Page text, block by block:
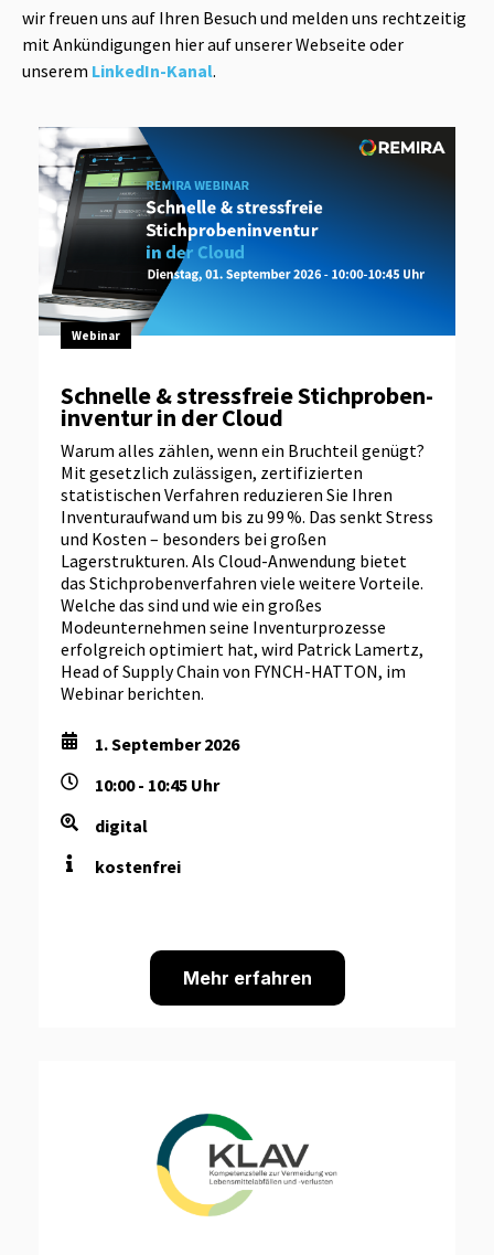
wir freuen uns auf Ihren Besuch und melden uns rechtzeitig
mit Ankündigungen hier auf unserer Webseite oder
unserem LinkedIn-Kanal.
Webinar
Schnelle & stressfreie Stichproben­
inventur in der Cloud
Warum alles zählen, wenn ein Bruchteil genügt?
Mit gesetzlich zulässigen, zertifizierten
statistischen Verfahren reduzieren Sie Ihren
Inventuraufwand um bis zu 99 %. Das senkt Stress
und Kosten – besonders bei großen
Lagerstrukturen. Als Cloud-Anwendung bietet
das Stichprobenverfahren viele weitere Vorteile.
Welche das sind und wie ein großes
Modeunternehmen seine Inventurprozesse
erfolgreich optimiert hat, wird Patrick Lamertz,
Head of Supply Chain von FYNCH-HATTON, im
Webinar berichten.
1. September 2026
10:00 - 10:45 Uhr
digital
kostenfrei
Mehr erfahren